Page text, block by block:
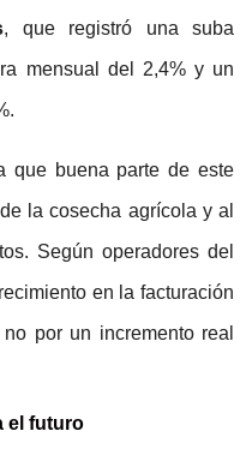
, que registró una suba
mensual del 2,4% y un
que buena parte de este
la cosecha agrícola y al
Según operadores del
en la facturación
por un incremento real
el futuro